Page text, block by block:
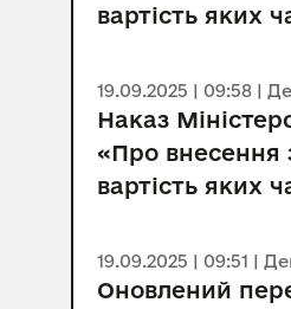
вартість яких
19.09.2025 | 09:58 |
Наказ
«Про внесення
вартість яких
19.09.2025 | 09:51 |
Оновлений